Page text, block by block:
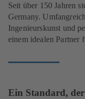
Seit über 150 Jahren
Germany.
Ingenieurskunst und
einem idealen Partner
Ein Standard, der